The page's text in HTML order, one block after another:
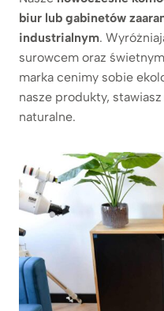
biur lub gabinetów
industrialnym.
surowcem oraz
marka cenimy sobie
nasze produkty,
naturalne.